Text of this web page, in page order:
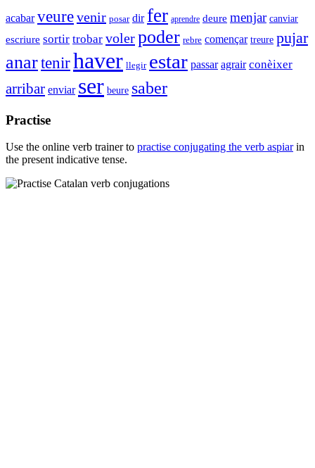
acabar veurevenir posar dir fer aprendre deure menjar canviar
escriure sortir trobar volerpoder rebre començar treure pujar
anartenirhaver llegir estar passar agrair conèixer
arribar enviar ser beure saber
Practise
Use the online verb trainer to practise conjugating the verb aspiarin
the present indicative tense.